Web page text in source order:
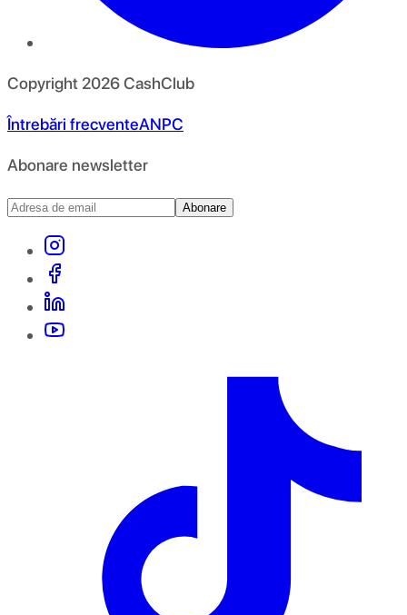
Copyright 2026CashClub
Întrebări frecventeANPC
Abonare newsletter
Abonare